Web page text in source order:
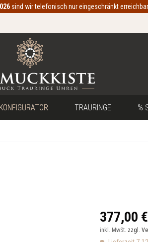
sind wir telefonisch nur eingeschränkt erreichbar.
TRAURINGE %
377,00
inkl. MwSt. zzgl.